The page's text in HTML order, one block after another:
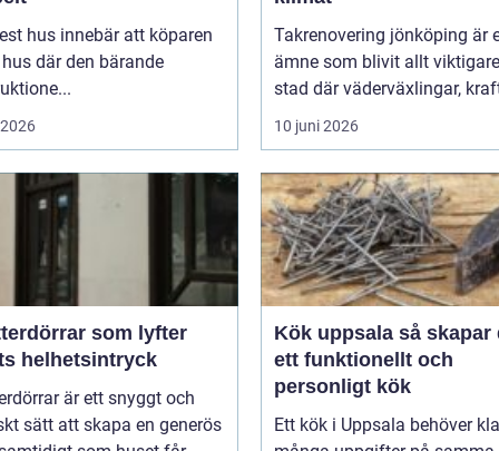
hus innebär att köparen
där den bärande
Takrenovering jönköping är
ämne som blivit allt
stad där väderväxlingar,
10 juni 2026
som lyfter
helhetsintryck
är ett snyggt och
sätt att skapa en generös
Kök uppsala så skapar du
ett funktionellt och
personligt kök
Ett kök i Uppsala behöver